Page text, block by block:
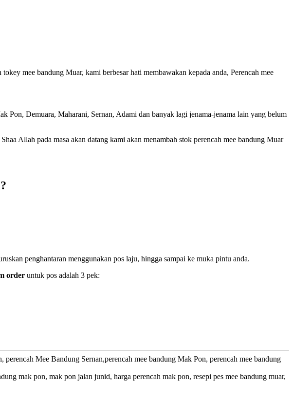
mee bandung Muar, kami berbesar hati membawakan kepada anda, Perencah mee
Pon, Demuara, Maharani, Sernan, Adami dan banyak lagi jenama-jenama lain yang belum
Allah pada masa akan datang kami akan menambah stok perencah mee bandung Muar
penghantaran menggunakan pos laju, hingga sampai ke muka pintu anda.
order untuk pos adalah 3 pek:
Mee Bandung Sernan,perencah mee bandung Mak Pon, perencah mee bandung
mak pon, mak pon jalan junid, harga perencah mak pon, resepi pes mee bandung muar,